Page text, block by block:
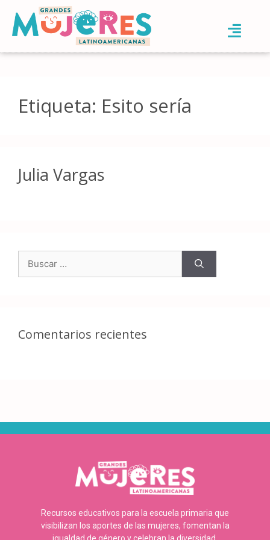
Etiqueta: Esito sería
Julia Vargas
Comentarios recientes
Recursos educativos para la escuela primaria que
visibilizan los aportes de las mujeres, fomentan la
igualdad de género y celebran la diversidad.